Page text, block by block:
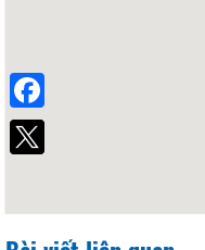
Facebook